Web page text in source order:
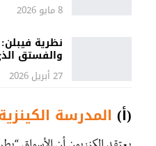
8 مايو 2026
نظرية
والفستق
27 أبريل 2026
(أ) المدرسة